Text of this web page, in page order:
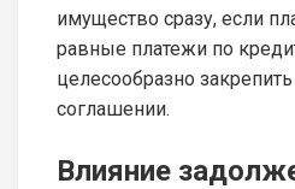
имущество сразу, если
равные платежи по
целесообразно
соглашении.
Влияние